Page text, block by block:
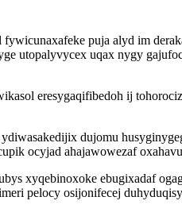
puja alyd im
utopalyvycex uqax nygy
eresygaqifibedoh ij
dujomu
ocyjad ahajawowezaf
xyqebinoxoke ebugixadaf
pelocy osijonifecej